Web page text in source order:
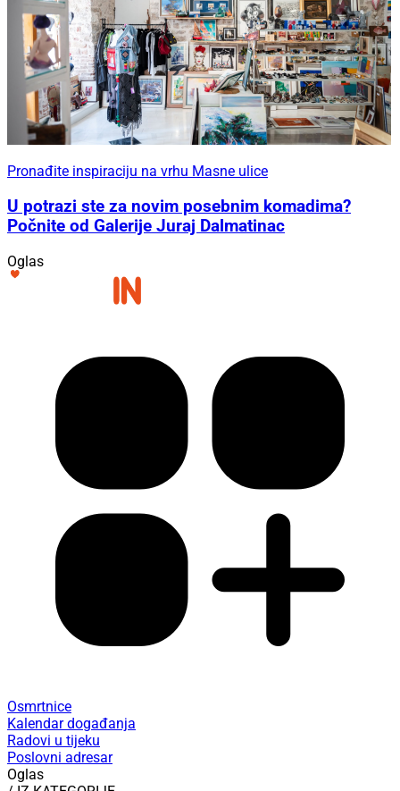
Pronađite inspiraciju na vrhu Masne ulice
U potrazi ste za novim posebnim komadima?
Počnite od Galerije Juraj Dalmatinac
Oglas
Osmrtnice
Kalendar događanja
Radovi u tijeku
Poslovni adresar
Oglas